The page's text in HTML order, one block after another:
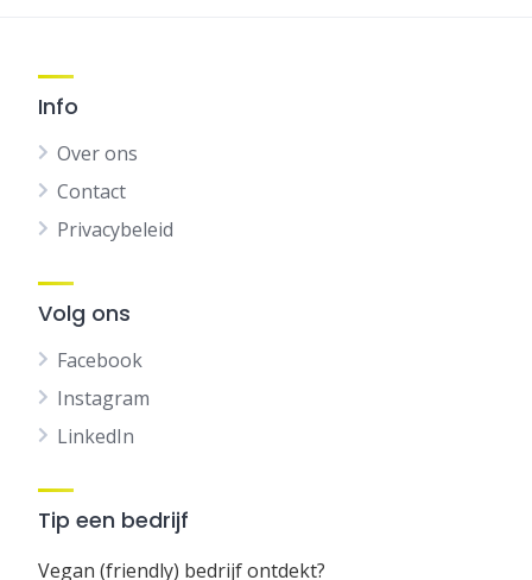
Info
Over ons
Contact
Privacybeleid
Volg ons
Facebook
Instagram
LinkedIn
Tip een bedrijf
Vegan (friendly) bedrijf ontdekt?